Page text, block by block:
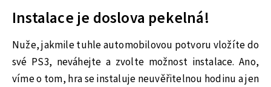
Instalace je doslova pekelná!
Nuže, jakmile tuhle automobilovou potvoru vložíte do
své PS3, neváhejte a zvolte možnost instalace. Ano,
víme o tom, hra se instaluje neuvěřitelnou hodinu a jen